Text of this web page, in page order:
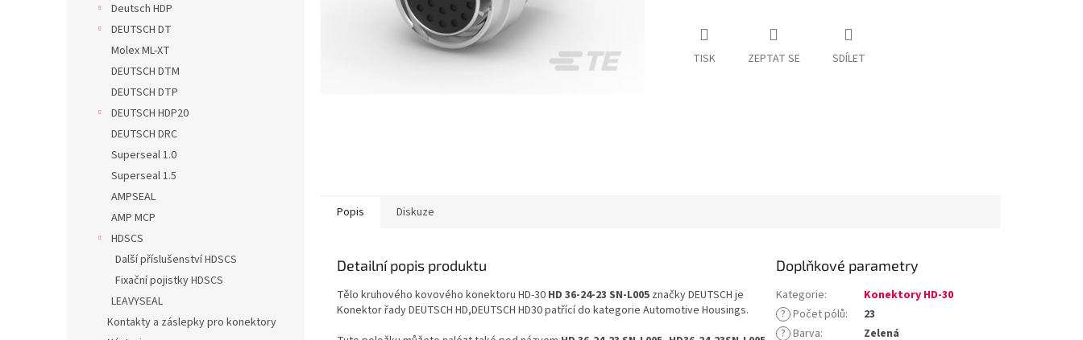
Deutsch HDP
DEUTSCH DT
Molex ML-XT
DEUTSCH DTM
DEUTSCH DTP
DEUTSCH HDP20
DEUTSCH DRC
Superseal 1.0
Superseal 1.5
AMPSEAL
AMP MCP
HDSCS
Další příslušenství HDSCS
Fixační pojistky HDSCS
LEAVYSEAL
Kontakty a záslepky pro konektory
TISK ZEPTAT SE SDÍLET
Popis Diskuze
Detailní popis produktu
Tělo kruhového kovového konektoru HD-30 HD 36-24-23 SN-L005 značky DEUTSCH je
Konektor řady DEUTSCH HD,DEUTSCH HD30 patřící do kategorie Automotive Housings.
Doplňkové parametry
Kategorie:
Konektory HD-30
? Počet pólů:
23
? Barva:
Zelená